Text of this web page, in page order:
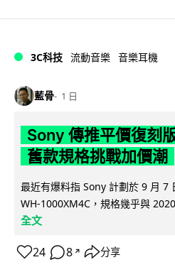
3C科技 流動音樂 音樂耳機
藍骨 1 日
Sony 傳推平價復刻
舊款規格挑戰加價潮
最近有爆料指 Sony 計劃於 9 月 7
WH-1000XM4C，規格幾乎與
全文
24 8 ↗ 分享